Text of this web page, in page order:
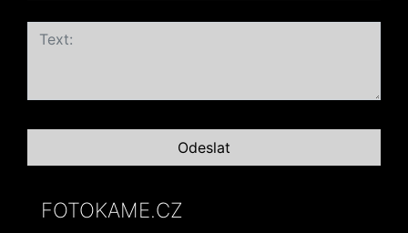
FOTOKAME.CZ